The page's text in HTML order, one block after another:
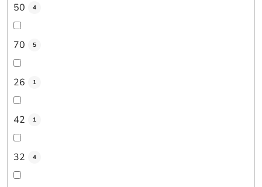
50 4
70 5
26 1
42 1
32 4